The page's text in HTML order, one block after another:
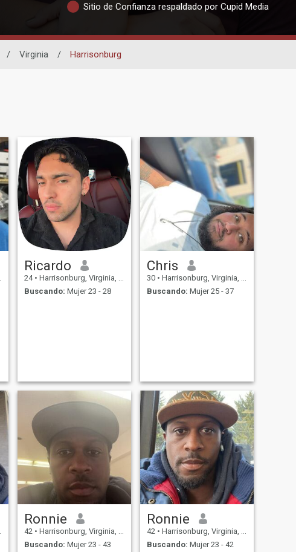
Sitio de Confianza respaldado por Cupid Media
/ Virginia / Harrisonburg
Ricardo
24 • Harrisonburg, Virginia, Estados Unidos
Buscando: Mujer 23 - 28
Chris
30 • Harrisonburg, Virginia, Estados Unidos
Buscando: Mujer 25 - 37
Ronnie
42 • Harrisonburg, Virginia, Estados Unidos
Buscando: Mujer 23 - 43
Ronnie
42 • Harrisonburg, Virginia, Estados Unidos
Buscando: Mujer 23 - 42